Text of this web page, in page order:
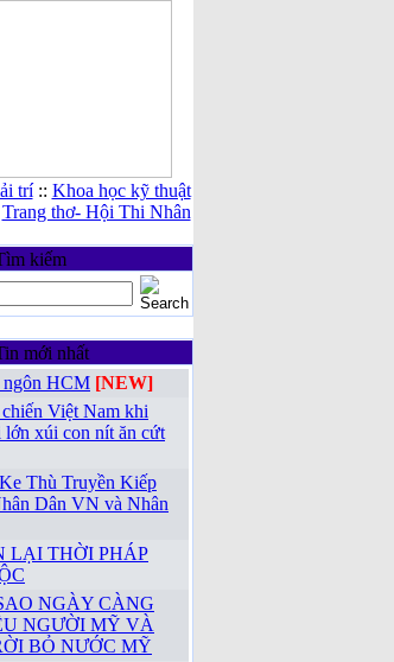
trí:: Khoa học kỹ thuật
Trang thơ- Hội Thi Nhân
kiếm
mới nhất
ngôn HCM [NEW]
Việt Nam khi
lớn xúi con nít ăn cứt
Thù Truyền Kiếp
Dân VN và Nhân
LẠI THỜI PHÁP
NGÀY CÀNG
NGƯỜI MỸ VÀ
BỎ NƯỚC MỸ